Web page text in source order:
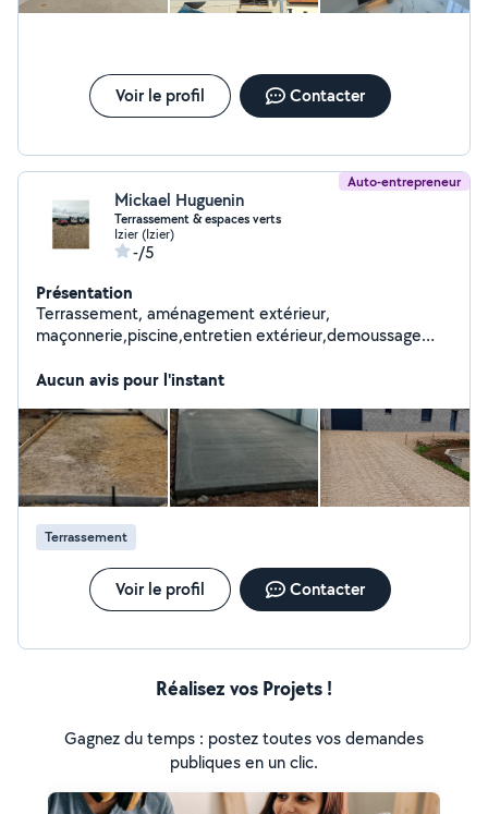
Voir le profil Contacter
Auto-entrepreneur
Mickael Huguenin
Terrassement & espaces verts
Izier (Izier)
-/5
Présentation
Terrassement, aménagement extérieur,
maçonnerie,piscine,entretien extérieur,demoussage
service de vos projets !
Aucun avis pour l'instant
Terrassement
Voir le profil Contacter
Réalisez vos Projets !
Gagnez du temps : postez toutes vos demandes
publiques en un clic.